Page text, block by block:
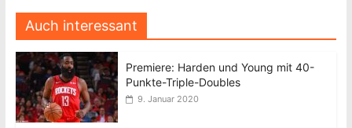
Auch interessant
Premiere: Harden und Young mit 40-
Punkte-Triple-Doubles
9. Januar 2020